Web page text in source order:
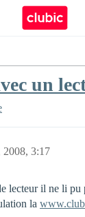
un
2008, 3:17
lecteur il ne li pu
la